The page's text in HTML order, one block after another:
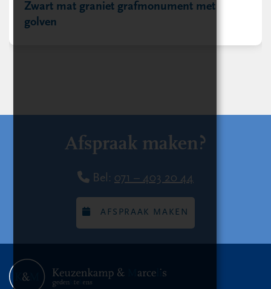
Zwart mat graniet grafmonument met
golven
Afspraak maken?
Bel: 071 – 403 20 44
AFSPRAAK MAKEN